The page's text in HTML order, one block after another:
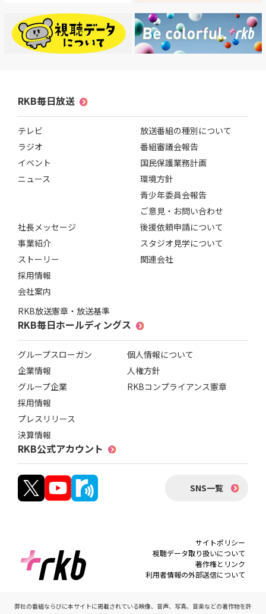
RKB毎日放送
テレビ
ラジオ
イベント
ニュース
社長メッセージ
事業紹介
ストーリー
採用情報
会社案内
RKB放送憲章・放送基準
放送番組の種別について
番組審議会報告
国民保護業務計画
環境方針
青少年委員会報告
ご意見・お問い合わせ
後援依頼申請について
スタジオ見学について
関連会社
RKB毎日ホールディングス
グループスローガン
企業情報
グループ企業
採用情報
プレスリリース
決算情報
個人情報について
人権方針
RKBコンプライアンス憲章
RKB公式アカウント
SNS一覧
サイトポリシー
視聴データ取り扱いについて
著作権とリンク
利用者情報の外部送信について
弊社の番組ならびに本サイトに掲載されている映像、音声、写真、音楽などの著作物を許